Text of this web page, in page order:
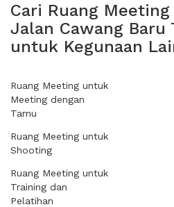
Cari Ruang
Jalan Cawang Baru
untuk Kegunaan
Ruang Meeting untuk
Meeting dengan
Tamu
Ruang Meeting untuk
Shooting
Ruang Meeting untuk
Training dan
Pelatihan